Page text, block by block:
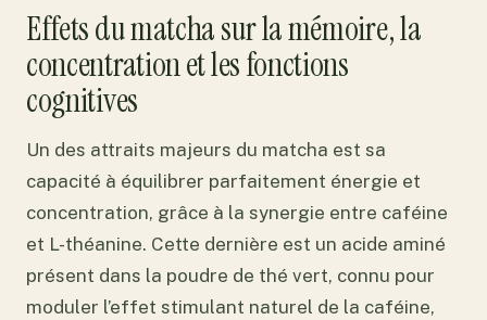
Effets du matcha sur la mémoire, la
concentration et les fonctions
cognitives
Un des attraits majeurs du matcha est sa
capacité à équilibrer parfaitement énergie et
concentration, grâce à la synergie entre caféine
et L-théanine. Cette dernière est un acide aminé
présent dans la poudre de thé vert, connu pour
moduler l’effet stimulant naturel de la caféine,